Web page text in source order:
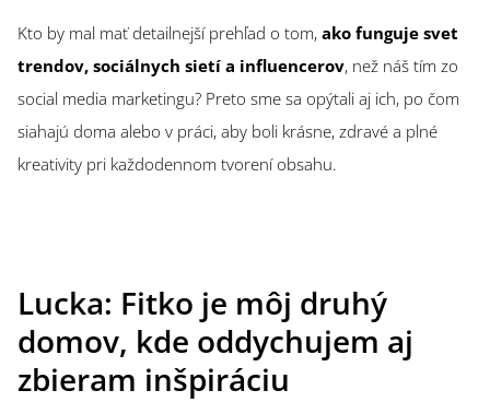
Kto by mal mať detailnejší prehľad o tom, ako funguje svet
trendov, sociálnych sietí a influencerov, než náš tím zo
social media marketingu? Preto sme sa opýtali aj ich, po čom
siahajú doma alebo v práci, aby boli krásne, zdravé a plné
kreativity pri každodennom tvorení obsahu.
Lucka: Fitko je môj druhý
domov, kde oddychujem aj
zbieram inšpiráciu